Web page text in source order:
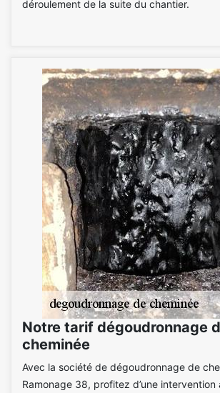
déroulement de la suite du chantier.
Notre tarif dégoudronnage
cheminée
Avec la société de dégoudronnage de
Ramonage 38, profitez d’une intervention